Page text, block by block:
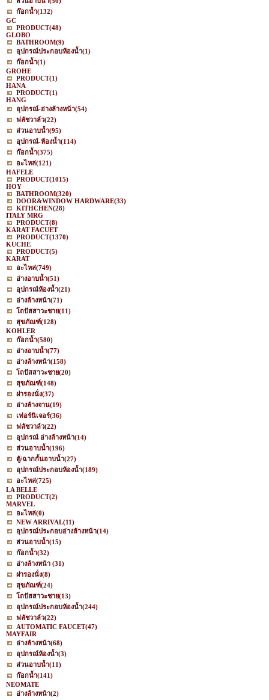
ก๊อกน้ำ(132)
GC
PRODUCT(48)
GLOBO
BATHROOM(9)
อุปกรณ์ประกอบห้องน้ำ(1)
ก๊อกน้ำ(1)
GROHE
PRODUCT(1)
HANA
PRODUCT(1)
HANG
อุปกรณ์-อ่างล้างหน้า(54)
ฟลัชวาล์ว(22)
ส่วนอาบน้ำ(95)
อุปกรณ์-ห้องน้ำ(114)
ก๊อกน้ำ(375)
อะไหล่(121)
HAFELE
PRODUCT(1015)
HOY
BATHROOM(320)
DOOR&WINDOW HARDWARE(33)
KITHCHEN(28)
ITALY MRG
PRODUCT(8)
KARAT FACUET
PRODUCT(1370)
KUCHE
PRODUCT(5)
KARAT
อะไหล่(749)
อ่างอาบน้ำ(51)
อุปกรณ์ห้องน้ำ(21)
อ่างล้างหน้า(71)
โถปัสสาวะชาย(11)
สุขภัณฑ์(128)
KOHLER
ก๊อกน้ำ(580)
อ่างอาบน้ำ(77)
อ่างล้างหน้า(158)
โถปัสสาวะชาย(20)
สุขภัณฑ์(148)
ฝารองนั่ง(37)
อ่างล้างจาน(19)
เฟอร์นิเจอร์(36)
ฟลัชวาล์ว(22)
อุปกรณ์ อ่างล้างหน้า(14)
ส่วนอาบน้ำ(196)
ตู้/ฉากกั้นอาบน้ำ(27)
อุปกรณ์ประกอบห้องน้ำ(189)
อะไหล่(725)
LA BELLE
PRODUCT(2)
MARVEL
อะไหล่(0)
NEW ARRIVAL(11)
อุปกรณ์ประกอบอ่างล้างหน้า(14)
ส่วนอาบน้ำ(15)
ก๊อกน้ำ(32)
อ่างล้างหน้า (31)
ฝารองนั่ง(8)
สุขภัณฑ์(24)
โถปัสสาวะชาย(13)
อุปกรณ์ประกอบห้องน้ำ(244)
ฟลัชวาล์ว(22)
AUTOMATIC FAUCET(47)
MAYFAIR
อ่างล้างหน้า(68)
อุปกรณ์ห้องน้ำ(3)
ส่วนอาบน้ำ(11)
ก๊อกน้ำ(141)
NEOMATE
อ่างล้างหน้า(2)